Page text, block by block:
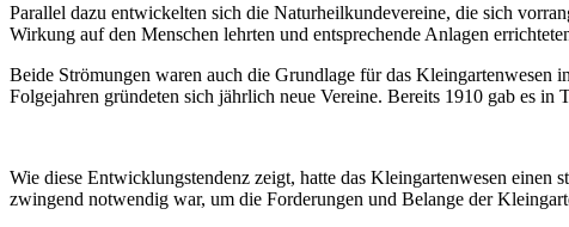
Parallel dazu entwickelten sich die Naturheilkundevereine, die sich
Wirkung auf den Menschen lehrten und entsprechende Anlagen
Beide Strömungen waren auch die Grundlage für das
Folgejahren gründeten sich jährlich neue Vereine. Bereits 1910 gab es
Wie diese Entwicklungstendenz zeigt, hatte das Kleingartenwesen einen
zwingend notwendig war, um die Forderungen und Belange der